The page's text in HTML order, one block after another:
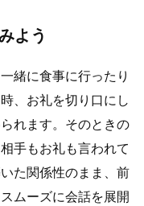
よう
緒に食事に行ったり
、お礼を切り口にし
れます。そのときの
手もお礼も言われて
た関係性のまま、前
ムーズに会話を展開